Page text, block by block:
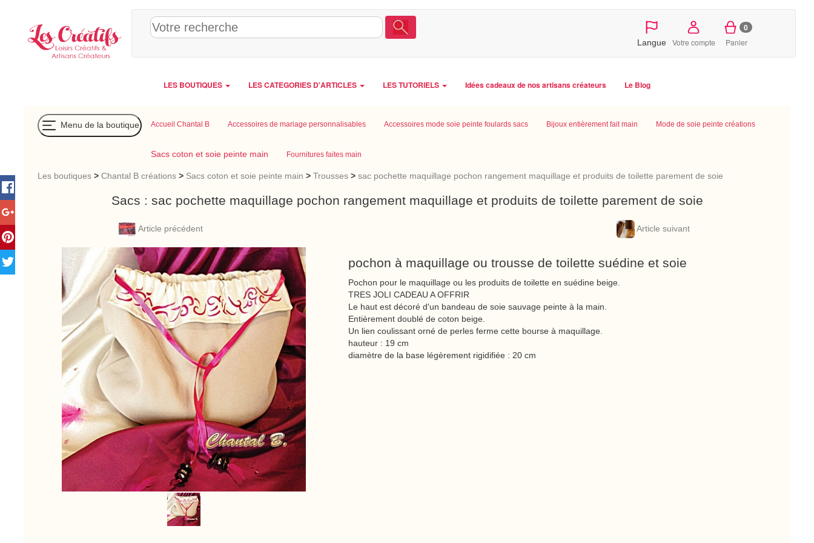
Langue Votre compte
0
Panier
LES BOUTIQUES LES CATEGORIES D'ARTICLES LES TUTORIELS Idées cadeaux de nos artisans créateurs Le Blog
Menu de la boutique Accueil Chantal B Accessoires de mariage personnalisables Accessoires mode soie peinte foulards sacs Bijoux entièrement fait main Mode de soie peinte créations
Sacs coton et soie peinte main Fournitures faites main
Les boutiques > Chantal B créations > Sacs coton et soie peinte main > Trousses > sac pochette maquillage pochon rangement maquillage et produits de toilette parement de soie
Sacs : sac pochette maquillage pochon rangement maquillage et produits de toilette parement de soie
Article précédent Article suivant
pochon à maquillage ou trousse de toilette suédine et soie
Pochon pour le maquillage ou les produits de toilette en suédine beige.
TRES JOLI CADEAU A OFFRIR
Le haut est décoré d'un bandeau de soie sauvage peinte à la main.
Entièrement doublé de coton beige.
Un lien coulissant orné de perles ferme cette bourse à maquillage.
hauteur : 19 cm
diamètre de la base légèrement rigidifiée : 20 cm